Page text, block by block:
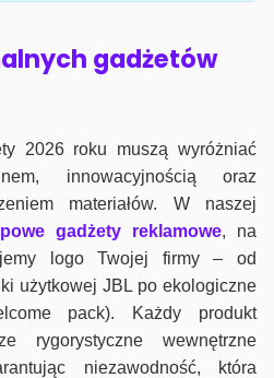
gadżetów
2026 roku muszą wyróżniać
innowacyjnością oraz
materiałów. W naszej
gadżety reklamowe, na
logo Twojej firmy – od
użytkowej JBL po ekologiczne
pack). Każdy produkt
rygorystyczne wewnętrzne
niezawodność, która